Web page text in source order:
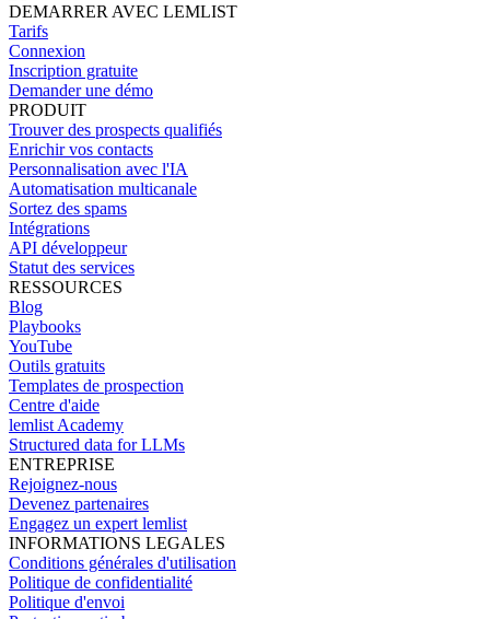
DEMARRER AVEC LEMLIST
Tarifs
Connexion
Inscription gratuite
Demander une démo
PRODUIT
Trouver des prospects qualifiés
Enrichir vos contacts
Personnalisation avec l'IA
Automatisation multicanale
Sortez des spams
Intégrations
API développeur
Statut des services
RESSOURCES
Blog
Playbooks
YouTube
Outils gratuits
Templates de prospection
Centre d'aide
lemlist Academy
Structured data for LLMs
ENTREPRISE
Rejoignez-nous
Devenez partenaires
Engagez un expert lemlist
INFORMATIONS LEGALES
Conditions générales d'utilisation
Politique de confidentialité
Politique d'envoi